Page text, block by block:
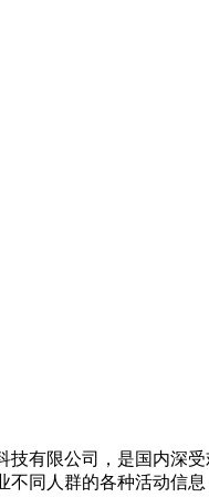
技有限公司，是国内深
不同人群的各种活动信